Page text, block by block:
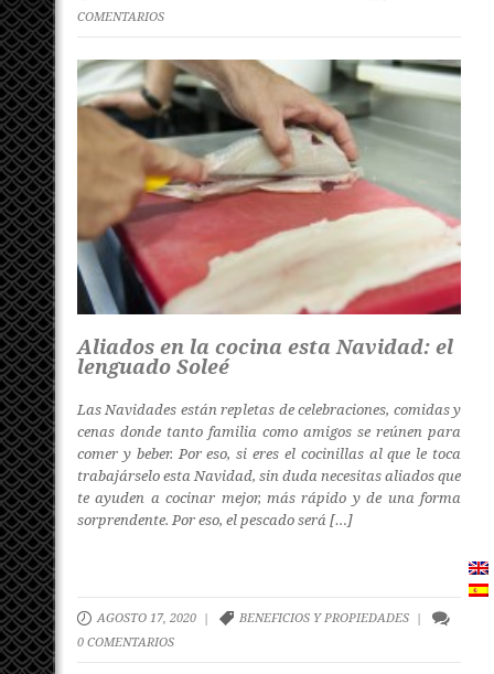
COMENTARIOS
Aliados en la cocina esta Navidad: el
lenguado Soleé
Las Navidades están repletas de celebraciones, comidas y
cenas donde tanto familia como amigos se reúnen para
comer y beber. Por eso, si eres el cocinillas al que le toca
trabajárselo esta Navidad, sin duda necesitas aliados que
te ayuden a cocinar mejor, más rápido y de una forma
sorprendente. Por eso, el pescado será […]
AGOSTO 17, 2020 | BENEFICIOS Y PROPIEDADES |
0 COMENTARIOS